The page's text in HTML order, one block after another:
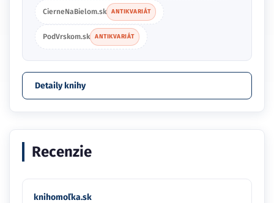
CierneNaBielom.sk ANTIKVARIÁT
PodVrskom.sk ANTIKVARIÁT
Detaily knihy
Recenzie
knihomoľka.sk